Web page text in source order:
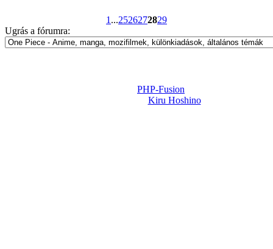
1 ...2526272829
Ugrás a fórumra:
PHP-Fusion
Kiru Hoshino